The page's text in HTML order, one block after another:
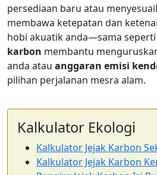
persediaan baru atau
membawa ketepatan dan
hobi akuatik anda—sama seperti
karbon membantu
anda atau anggaran emisi
pilihan perjalanan mesra alam.
Kalkulator Ekologi
Kalkulator Jejak Karbon
Kalkulator Jejak Karbon